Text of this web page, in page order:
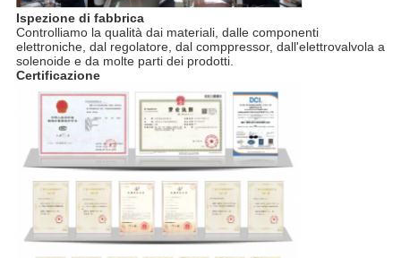
Ispezione di fabbrica
Controlliamo la qualità dai materiali, dalle componenti
elettroniche, dal regolatore, dal comppressor, dall'elettrovalvola a
solenoide e da molte parti dei prodotti.
Certificazione